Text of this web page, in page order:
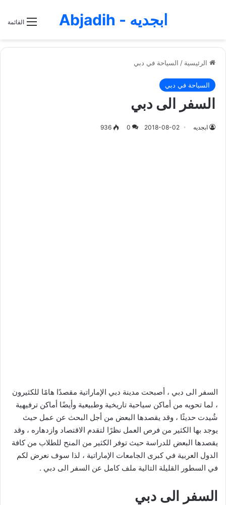
القائمة ابجديه - Abjadih
الرئيسية / السياحة في دبي
السياحة في دبي
السفر الى دبي
ابجديه 2018-08-02
0
936
السفر الى دبي ، أصبحت مدينة دبي الإماراتية مقصدًا هامًا للكثيرون
، لما تحويه من أماكن سياحية تاريخية وطبيعية وأيضًا أماكن ترفيهية
شُيدت حديثًا ، وقد يقصدها البعض من أجل البحث عن عمل حيث
يوجد بها الكثير من فرص العمل نظرًا لتقدم الاقتصاد وازدهاره ، وقد
يقصدها البعض للدراسة حيث توفر الكثير من المنح للطلاب من كافة
الدول العربية في كبرى الجامعات الإماراتية ، لذا سوف نعرض لكم
في السطور القليلة التالية ملف كامل عن السفر الى دبي .
السفر الى دبي